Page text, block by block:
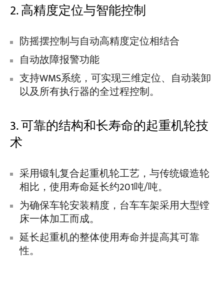
2. 高精度定位与智能控制
防摇摆控制与自动高精度定位相结合
自动故障报警功能
支持WMS系统，可实现三维定位、自动装卸
以及所有执行器的全过程控制。
3. 可靠的结构和长寿命的起重机轮技
术
采用锻轧复合起重机轮工艺，与传统锻造轮
相比，使用寿命延长约201吨/吨。
为确保车轮安装精度，台车车架采用大型镗
床一体加工而成。
延长起重机的整体使用寿命并提高其可靠
性。